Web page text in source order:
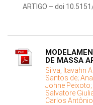
ARTIGO – doi
DE MASSA
Silva, Itavahn
Santos de;
Johne Peixoto;
Salvatore
Carlos